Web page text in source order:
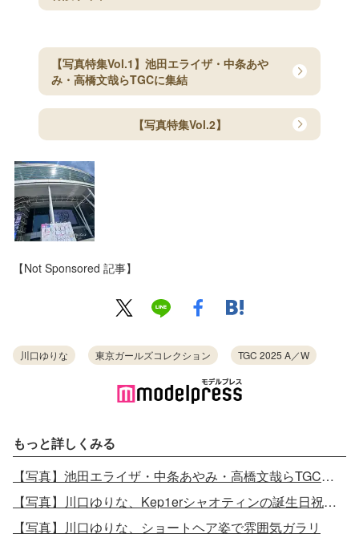
【写真特集Vol.1】池田エライザ・中条あや
み・高橋文哉らTGCに集結
【写真特集Vol.2】
【Not Sponsored 記事】
川口ゆりな 東京ガールズコレクション TGC 2025 A／W
もっと詳しくみる
【写真】池田エライザ・中条あやみ・高橋文哉らTGCに集結
【写真】川口ゆりな、Kep1erシャオティンの誕生日祝福 2ショットプリクラに注目
【写真】川口ゆりな、ショートヘア姿で雰囲気ガラリ